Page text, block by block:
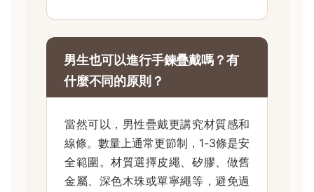
男生也可以進行手鍊疊戴嗎？有
什麼不同的原則？
當然可以，男性疊戴更講究材質感和
線條。數量上通常更節制，1-3條是安
全範圍。材質選擇皮繩、矽膠、做舊
金屬、深色木珠或單寧繩等，避免過